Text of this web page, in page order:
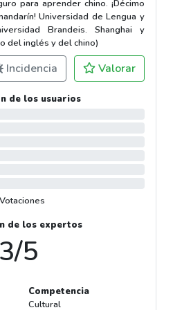
para aprender chino. ¡Décimo
Universidad de Lengua y
Brandeis. Shanghai y
del inglés y del chino)
Incidencia Valorar
de los usuarios
de los expertos
3/5
Competencia
Cultural